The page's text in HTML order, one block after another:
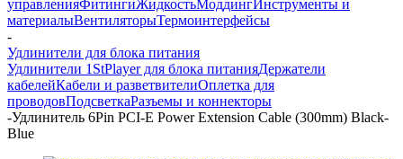
управленияФитингиЖидкостьМоддингИнструменты и
материалыВентиляторыТермоинтерфейсы
-
Удлинители для блока питания
Удлинители 1StPlayer для блока питанияДержатели
кабелейКабели и разветвителиОплетка для
проводовПодсветкаРазъемы и коннекторы
-Удлинитель 6Pin PCI-E Power Extension Cable (300mm) Black-
Blue